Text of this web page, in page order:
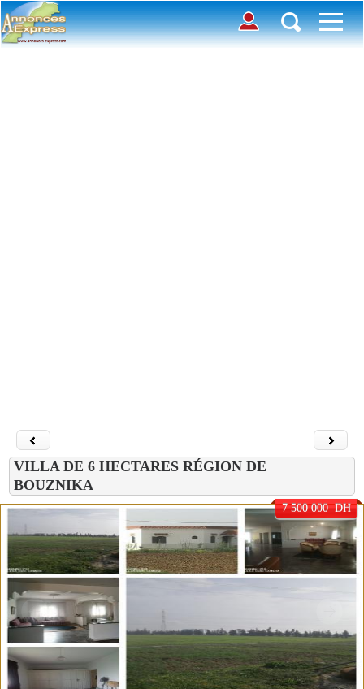
VILLA DE 6 HECTARES RÉGION DE
BOUZNIKA
7 500 000 DH